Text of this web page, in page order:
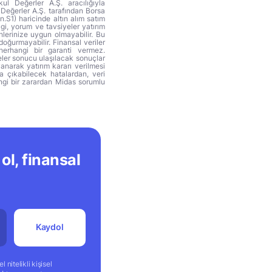
Değerler A.Ş. aracılığıyla
A.Ş. tarafından Borsa
haricinde altın alım satım
yorum ve tavsiyeler yatırım
uygun olmayabilir. Bu
Finansal veriler
bir garanti vermez.
sonucu ulaşılacak sonuçlar
yatırım kararı verilmesi
çıkabilecek hatalardan, veri
bir zarardan Midas sorumlu
ol, finansal
Kaydol
nitelikli kişisel